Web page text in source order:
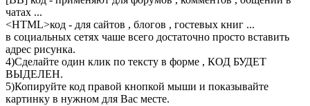
чатах ...
<HTML>код - для сайтов , блогов , гостевых книг ...
в социальных сетях чаше всего достаточно просто вставить
адрес рисунка.
4)Сделайте один клик по тексту в форме , КОД БУДЕТ
ВЫДЕЛЕН.
5)Копируйте код правой кнопкой мыши и показывайте
картинку в нужном для Вас месте.